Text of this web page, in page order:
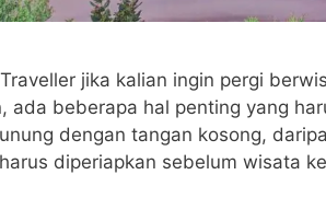
jika kalian ingin pergi
ada beberapa hal penting yang
dengan tangan kosong,
diperiapkan sebelum wisata